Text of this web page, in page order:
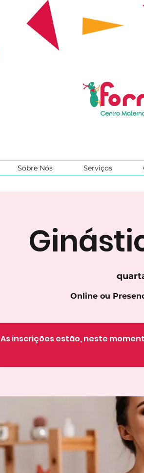
Sobre Nós Serviços
Online ou
As inscrições estão, neste